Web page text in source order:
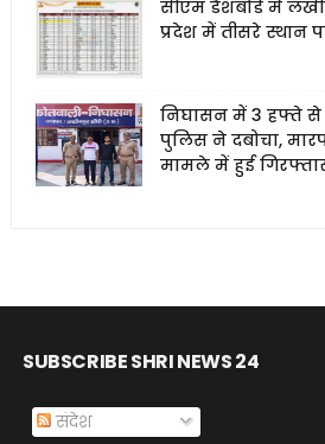
सीएम डैशबोर्ड में
प्रदेश में तीसरे स्थान
निघासन में 3 हफ्ते से
पुलिस ने दबोचा,
मामले में हुई
SUBSCRIBE SHRI NEWS 24
संदेश